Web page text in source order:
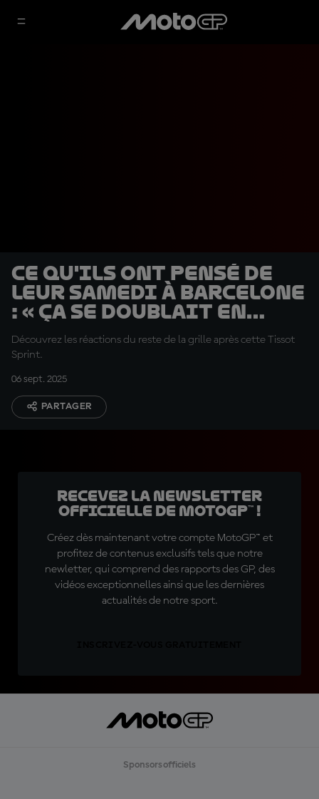
Ce qu'ils ont pensé de
leur samedi à Barcelone
: « Ça se doublait en
permanence »
Découvrez les réactions du reste de la grille après cette Tissot
Sprint.
06 sept. 2025
PARTAGER
Recevez la Newsletter
officielle de MotoGP™ !
Créez dès maintenant votre compte MotoGP™ et
profitez de contenus exclusifs tels que notre
newletter, qui comprend des rapports des GP, des
vidéos exceptionnelles ainsi que les dernières
actualités de notre sport.
Sponsors officiels